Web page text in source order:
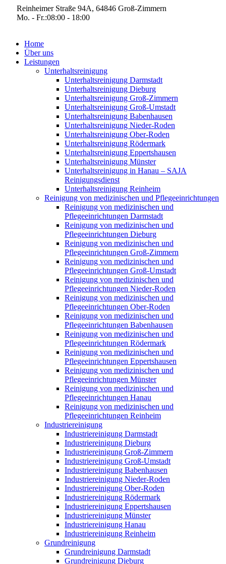
Zum
Inhalt
Reinheimer Straße 94A, 64846 Groß-Zimmern
Mo. - Fr.:08:00 - 18:00
Home
Über uns
Leistungen
Unterhaltsreinigung
Unterhaltsreinigung Darmstadt
Unterhaltsreinigung Dieburg
Unterhaltsreinigung Groß-Zimmern
Unterhaltsreinigung Groß-Umstadt
Unterhaltsreinigung Babenhausen
Unterhaltsreinigung Nieder-Roden
Unterhaltsreinigung Ober-Roden
Unterhaltsreinigung Rödermark
Unterhaltsreinigung Eppertshausen
Unterhaltsreinigung Münster
Unterhaltsreinigung in Hanau – SAJA
Reinigungsdienst
Unterhaltsreinigung Reinheim
Reinigung von medizinischen und Pflegeeinrichtungen
Reinigung von medizinischen und
Pflegeeinrichtungen Darmstadt
Reinigung von medizinischen und
Pflegeeinrichtungen Dieburg
Reinigung von medizinischen und
Pflegeeinrichtungen Groß-Zimmern
Reinigung von medizinischen und
Pflegeeinrichtungen Groß-Umstadt
Reinigung von medizinischen und
Pflegeeinrichtungen Nieder-Roden
Reinigung von medizinischen und
Pflegeeinrichtungen Ober-Roden
Reinigung von medizinischen und
Pflegeeinrichtungen Babenhausen
Reinigung von medizinischen und
Pflegeeinrichtungen Rödermark
Reinigung von medizinischen und
Pflegeeinrichtungen Eppertshausen
Reinigung von medizinischen und
Pflegeeinrichtungen Münster
Reinigung von medizinischen und
Pflegeeinrichtungen Hanau
Reinigung von medizinischen und
Pflegeeinrichtungen Reinheim
Industriereinigung
Industriereinigung Darmstadt
Industriereinigung Dieburg
Industriereinigung Groß-Zimmern
Industriereinigung Groß-Umstadt
Industriereinigung Babenhausen
Industriereinigung Nieder-Roden
Industriereinigung Ober-Roden
Industriereinigung Rödermark
Industriereinigung Eppertshausen
Industriereinigung Münster
Industriereinigung Hanau
Industriereinigung Reinheim
Grundreinigung
Grundreinigung Darmstadt
Grundreinigung Dieburg